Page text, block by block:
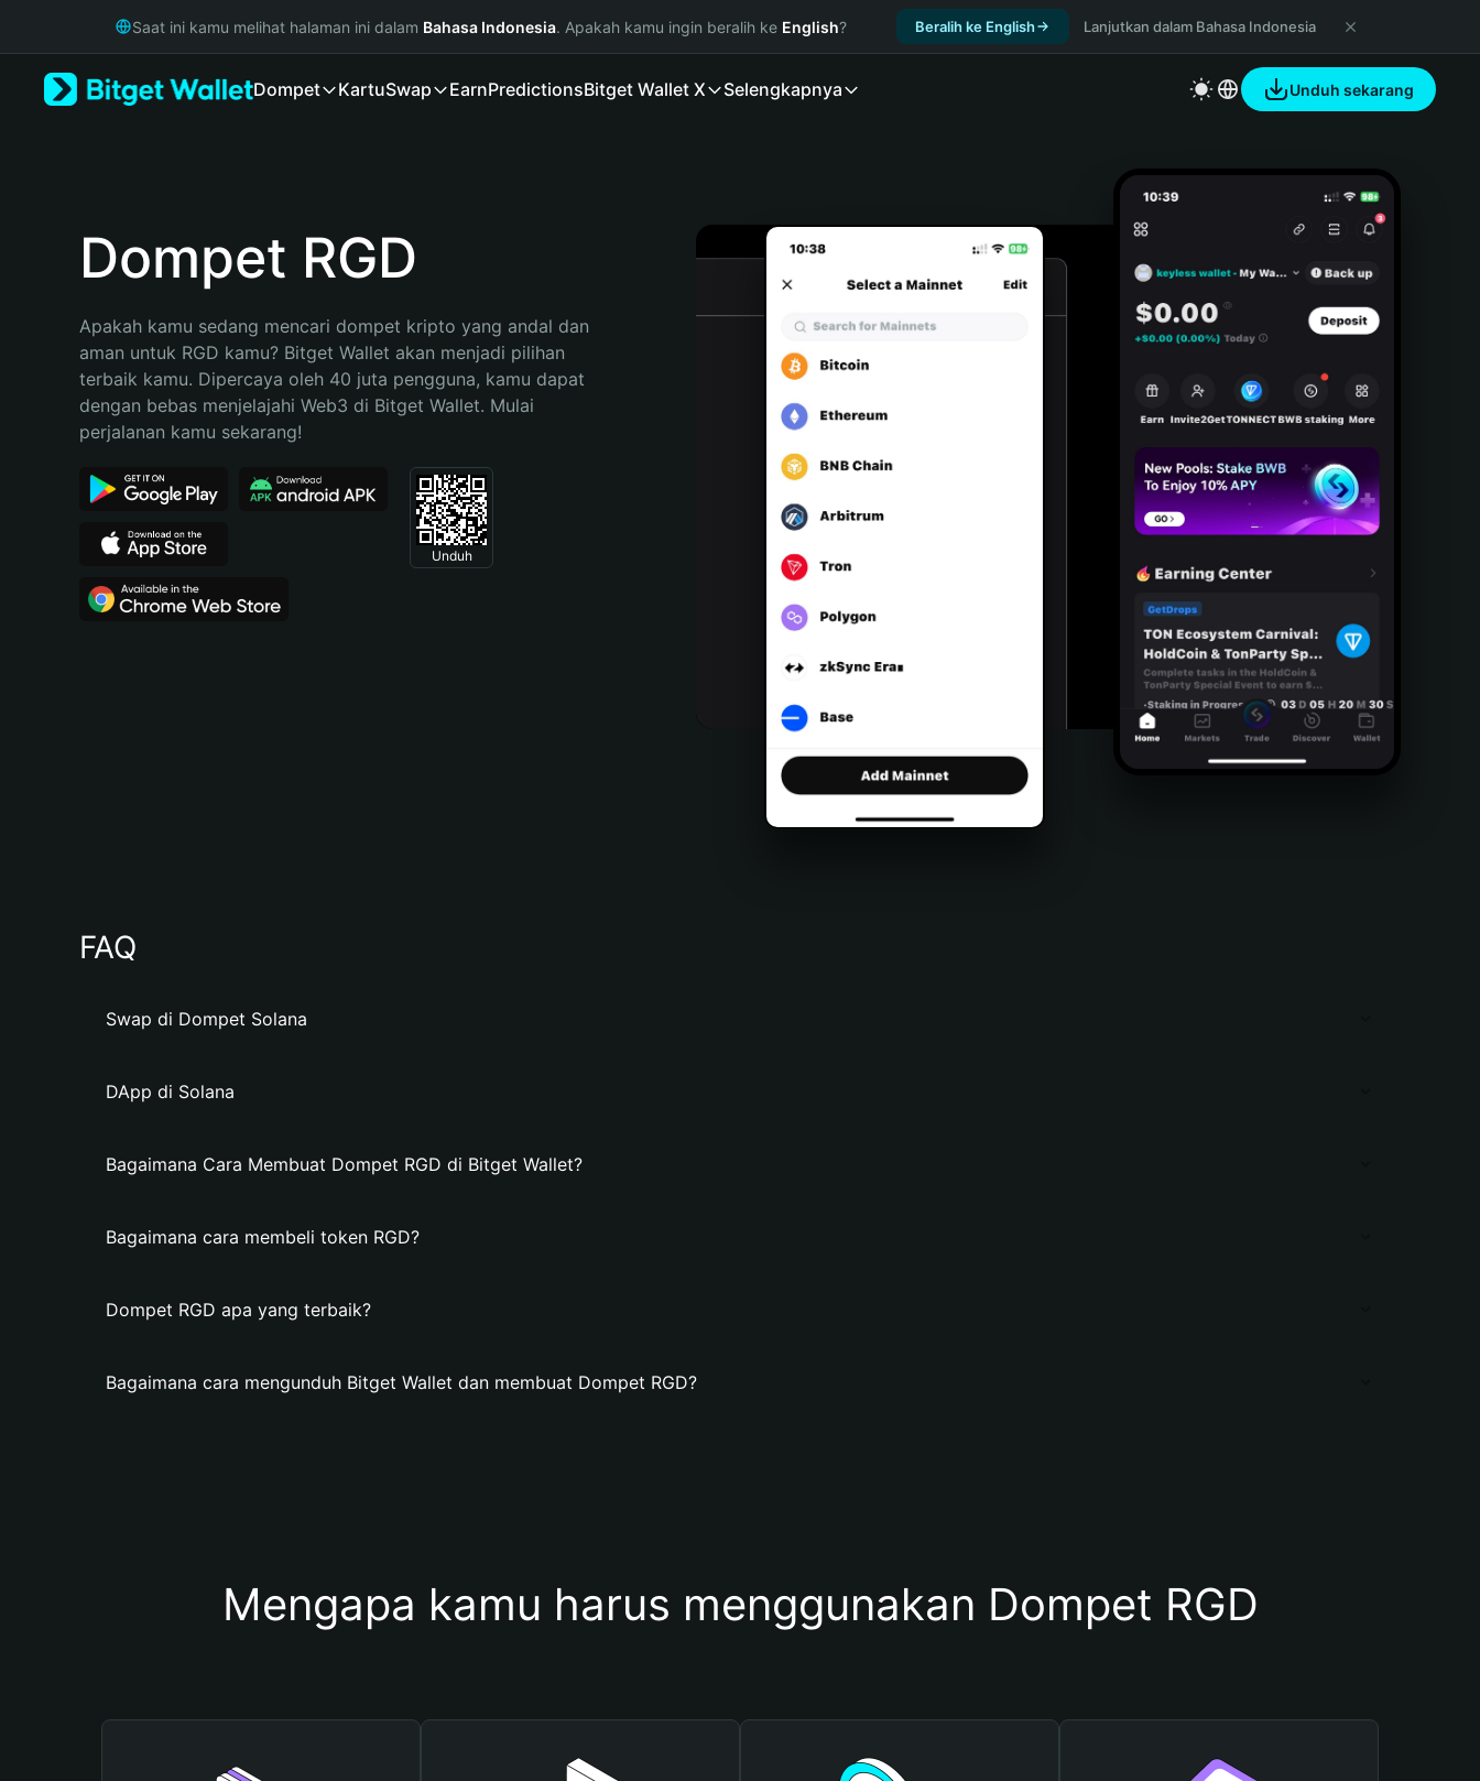
Русский
Bahasa Indonesia
Español (Argentina)
Saat ini kamu melihat halaman ini dalam Bahasa Indonesia. Apakah kamu ingin beralih ke English? Beralih ke English Lanjutkan dalam Bahasa Indonesia
Dompet KartuSwap EarnPredictionsBitget Wallet X Selengkapnya Unduh sekarang
Dompet RGD
Apakah kamu sedang mencari dompet kripto yang andal dan
aman untuk RGD kamu? Bitget Wallet akan menjadi pilihan
terbaik kamu. Dipercaya oleh 40 juta pengguna, kamu dapat
dengan bebas menjelajahi Web3 di Bitget Wallet. Mulai
perjalanan kamu sekarang!
Unduh
FAQ
Swap di Dompet Solana
DApp di Solana
Bagaimana Cara Membuat Dompet RGD di Bitget Wallet?
Bagaimana cara membeli token RGD?
Dompet RGD apa yang terbaik?
Bagaimana cara mengunduh Bitget Wallet dan membuat Dompet RGD?
Mengapa kamu harus menggunakan Dompet RGD